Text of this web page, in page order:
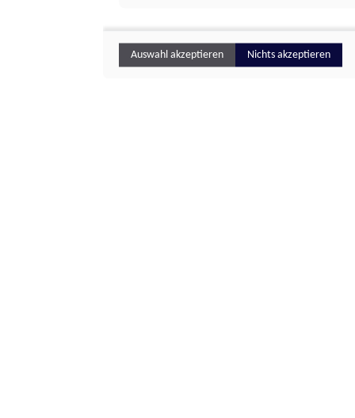
Auswahl akzeptieren Nichts akzeptieren